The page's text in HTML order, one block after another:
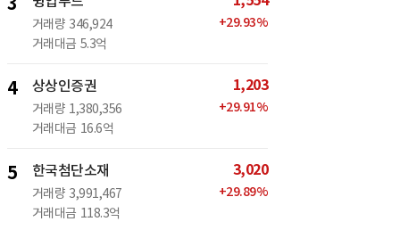
거래량 346,924
거래대금 5.3억
+29.93%
4 상상인증권
거래량 1,380,356
거래대금 16.6억
1,203
+29.91%
5 한국첨단소재
거래량 3,991,467
거래대금 118.3억
3,020
+29.89%